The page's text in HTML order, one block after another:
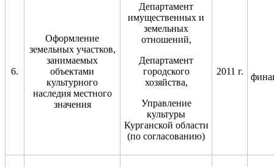
6.
Оформление
земельных участков,
занимаемых
объектами
культурного
наследия местного
значения
Департамент
имущественных и
земельных
отношений,
Департамент
городского
хозяйства,
Управление
культуры
Курганской области
(по согласованию)
2011 г.